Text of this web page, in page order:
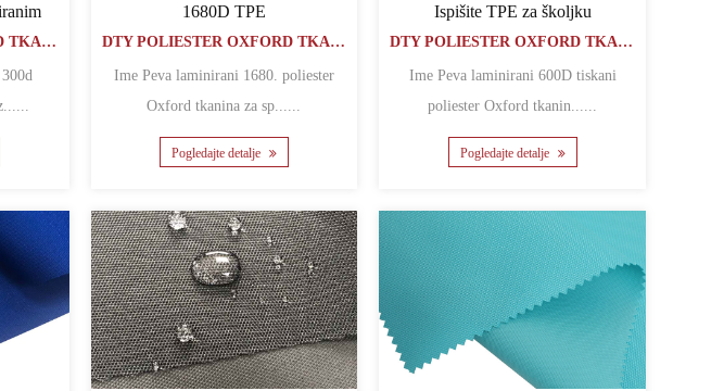
DTY POLIESTER OXFORD TKANINA
1680D TPE
DTY POLIESTER OXFORD TKANINA
Ime Peva laminirani 1680. poliester
Oxford tkanina za sp......
Pogledajte detalje
Ispišite TPE za školjku
DTY POLIESTER OXFORD TKANINA
Ime Peva laminirani 600D tiskani
poliester Oxford tkanin......
Pogledajte detalje